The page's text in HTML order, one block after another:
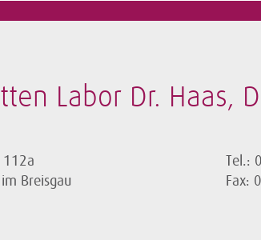
Labor Dr. Haas,
112a
Breisgau
Tel.:
Fax: